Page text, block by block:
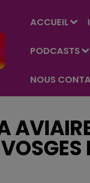
ACCUEIL
PODCASTS
NOUS